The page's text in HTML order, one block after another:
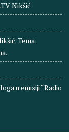
Nikšić
Tema:
u emisiji “Radio